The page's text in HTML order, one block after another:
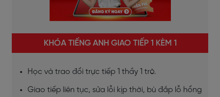
KHÓA TIẾNG ANH GIAO TIẾP 1 KÈM 1
Học và trao đổi trực tiếp 1 thầy 1 trò.
Giao tiếp liên tục, sửa lỗi kịp thời, bù đắp lỗ hổng